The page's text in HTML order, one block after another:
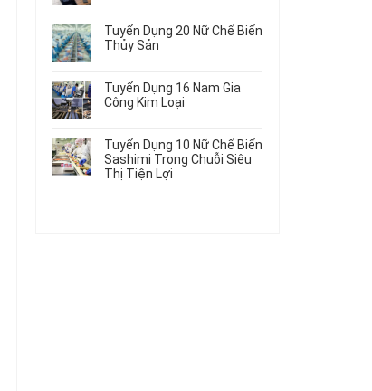
Tô
Máy
Chi
Tiết
Nhật
Mới
Nhất
Du
Học
Singapore
Tập
Hưởng
Lương
có
bình
luận
Trung
Tâm
Tư
Việc
Làm
Nhật
2024
Tuyển Dụng 20 Nữ Chế Biến
Thủy Sản
có
bình
luận
Tuyển
Dụng
20
Nữ
Tuyển Dụng 16 Nam Gia
Công Kim Loại
có
bình
luận
ở
Tuyển Dụng 10 Nữ Chế Biến
Sashimi Trong Chuỗi Siêu
Thị Tiện Lợi